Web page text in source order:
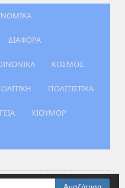
ΔΙΑΦΟΡΑ
ΚΟΣΜΟΣ
ΠΟΛΙΤΙΣΤΙΚΑ
ΧΙΟΥΜΟΡ